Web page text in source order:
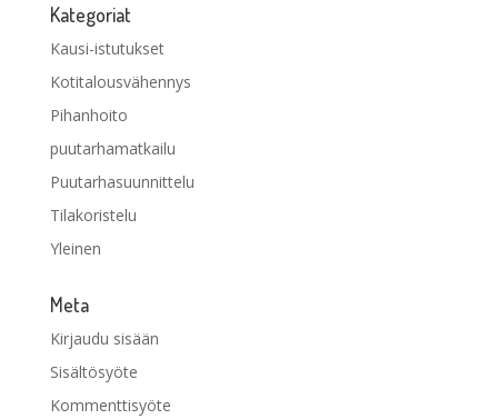
Kategoriat
Kausi-istutukset
Kotitalousvähennys
Pihanhoito
puutarhamatkailu
Puutarhasuunnittelu
Tilakoristelu
Yleinen
Meta
Kirjaudu sisään
Sisältösyöte
Kommenttisyöte